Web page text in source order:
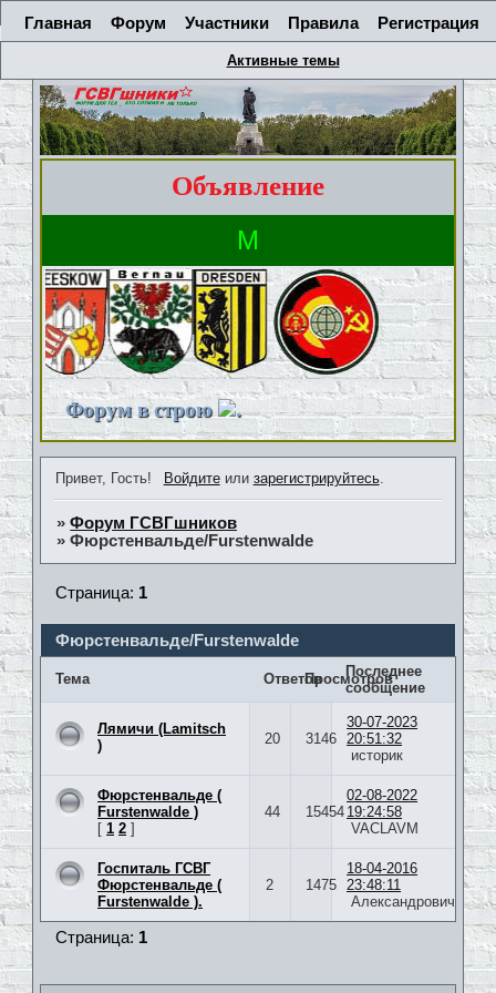
Главная Форум Участники Правила Регистрация
Активные темы
Объявление
Форум в строю .
Привет, Гость! Войдитеили зарегистрируйтесь.
»Форум ГСВГшников
»Фюрстенвальде/Furstenwalde
Фюрстенвальде/Furstenwalde
Страница: 1
Тема ОтветовПросмотров
Последнее
сообщение
Лямичи (Lamitsch
)
20 3146
30-07-2023
20:51:32
историк
Фюрстенвальде (
Furstenwalde )
[ 1 2 ]
44 15454
02-08-2022
19:24:58
VACLAVM
Госпиталь ГСВГ
Фюрстенвальде (
Furstenwalde ).
2 1475
18-04-2016
23:48:11
Александрович
Страница: 1